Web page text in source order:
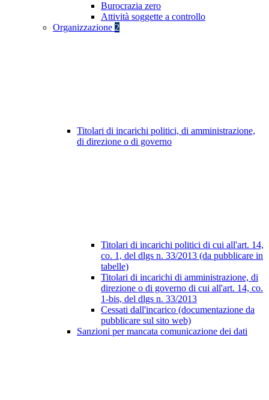
Burocrazia zero
Attività soggette a controllo
Organizzazione 2
Titolari di incarichi politici, di amministrazione,
di direzione o di governo
Titolari di incarichi politici di cui all'art. 14,
co. 1, del dlgs n. 33/2013 (da pubblicare in
tabelle)
Titolari di incarichi di amministrazione, di
direzione o di governo di cui all'art. 14, co.
1-bis, del dlgs n. 33/2013
Cessati dall'incarico (documentazione da
pubblicare sul sito web)
Sanzioni per mancata comunicazione dei dati